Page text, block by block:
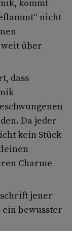
kommt
nicht
über
dass
Da jeder
kein Stück
Charme
jener
bewusster